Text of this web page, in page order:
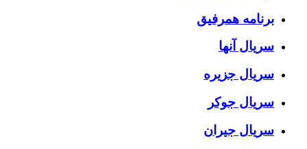
برنامه همرفیق
سریال آنها
سریال جزیره
سریال جوکر
سریال جیران